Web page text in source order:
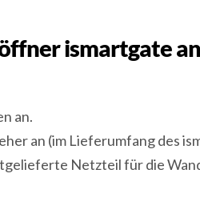
ismartgate an
an.
an (im Lieferumfang des
Netzteil für die